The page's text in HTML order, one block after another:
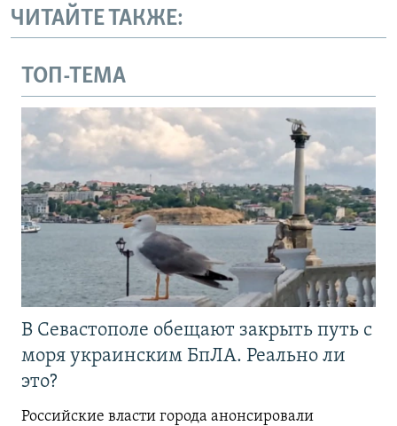
ЧИТАЙТЕ ТАКЖЕ:
ТОП-ТЕМА
В Севастополе обещают закрыть путь с
моря украинским БпЛА. Реально ли
это?
Российские власти города анонсировали